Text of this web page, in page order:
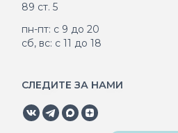
89 ст. 5
пн-пт: с 9 до 20
сб, вс: с 11 до 18
СЛЕДИТЕ ЗА НАМИ